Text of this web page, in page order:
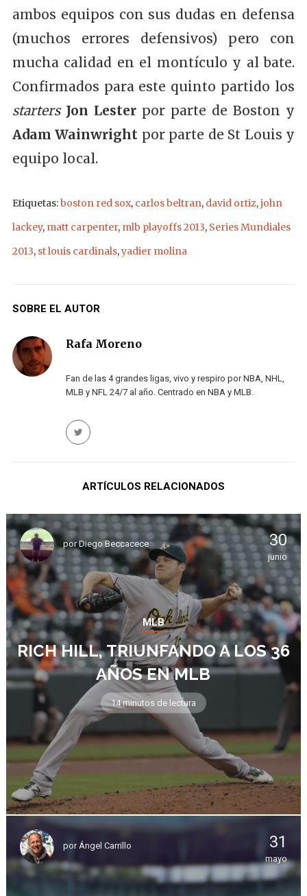
ambos equipos con sus dudas en defensa
(muchos errores defensivos) pero con
mucha calidad en el montículo y al bate.
Confirmados para este quinto partido los
starters Jon Lester por parte de Boston y
Adam Wainwright por parte de St Louis y
equipo local.
Etiquetas:boston red sox, carlos beltran, david ortiz,john
lackey, matt carpenter, mlb playoffs 2013, Series Mundiales
2013, st louis cardinals,yadier molina
SOBRE EL AUTOR
Rafa Moreno
Fan de las 4 grandes ligas, vivo y respiro por NBA, NHL,
MLB y NFL 24/7 al año. Centrado en NBA y MLB.
ARTÍCULOS RELACIONADOS
porDiego Beccacece 30
junio
MLB
RICH HILL, TRIUNFANDO A LOS 36
AÑOS EN MLB
14 minutos de lectura
porÁngel Carrillo 31
mayo